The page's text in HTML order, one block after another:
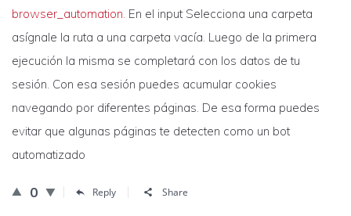
browser_automation. En el input Selecciona una carpeta
asígnale la ruta a una carpeta vacía. Luego de la primera
ejecución la misma se completará con los datos de tu
sesión. Con esa sesión puedes acumular cookies
navegando por diferentes páginas. De esa forma puedes
evitar que algunas páginas te detecten como un bot
automatizado
0 Reply Share